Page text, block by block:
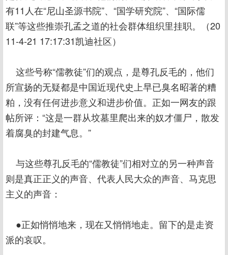
有11人在“尼山圣源书院”、“国学研究院”、“国际儒
联”等这些推崇孔孟之道的社会群体组织里挂职。（20
11-4-21 17:17:31凯迪社区）
这些号称“儒教徒”们的观点，是尊孔反毛的，他们
所宣扬的无疑都是中国近现代史上早已臭名昭著的糟
粕，没有任何进步意义和进步价值。正如一网友的跟
帖所评：“这是一群从坟墓里爬出来的奴才僵尸，散发
着腐臭的封建气息。”
与这些尊孔反毛的“儒教徒”们相对立的另一种声音
则是真正正义的声音、代表人民大众的声音、马克思
主义的声音：
●正如悄悄地来，现在又悄悄地走。留下的是走资
派的哀叹。